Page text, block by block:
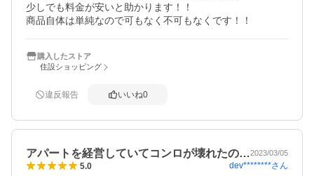
少しでも料金が安いと助かります！！
商品自体は単純なので可もなく不可もなくです！！
購入したストア
住設ショッピング
違反報告 いいね0
アパートを経営していてコンロが壊れたの…2023/03/05
5.0 dev********さん